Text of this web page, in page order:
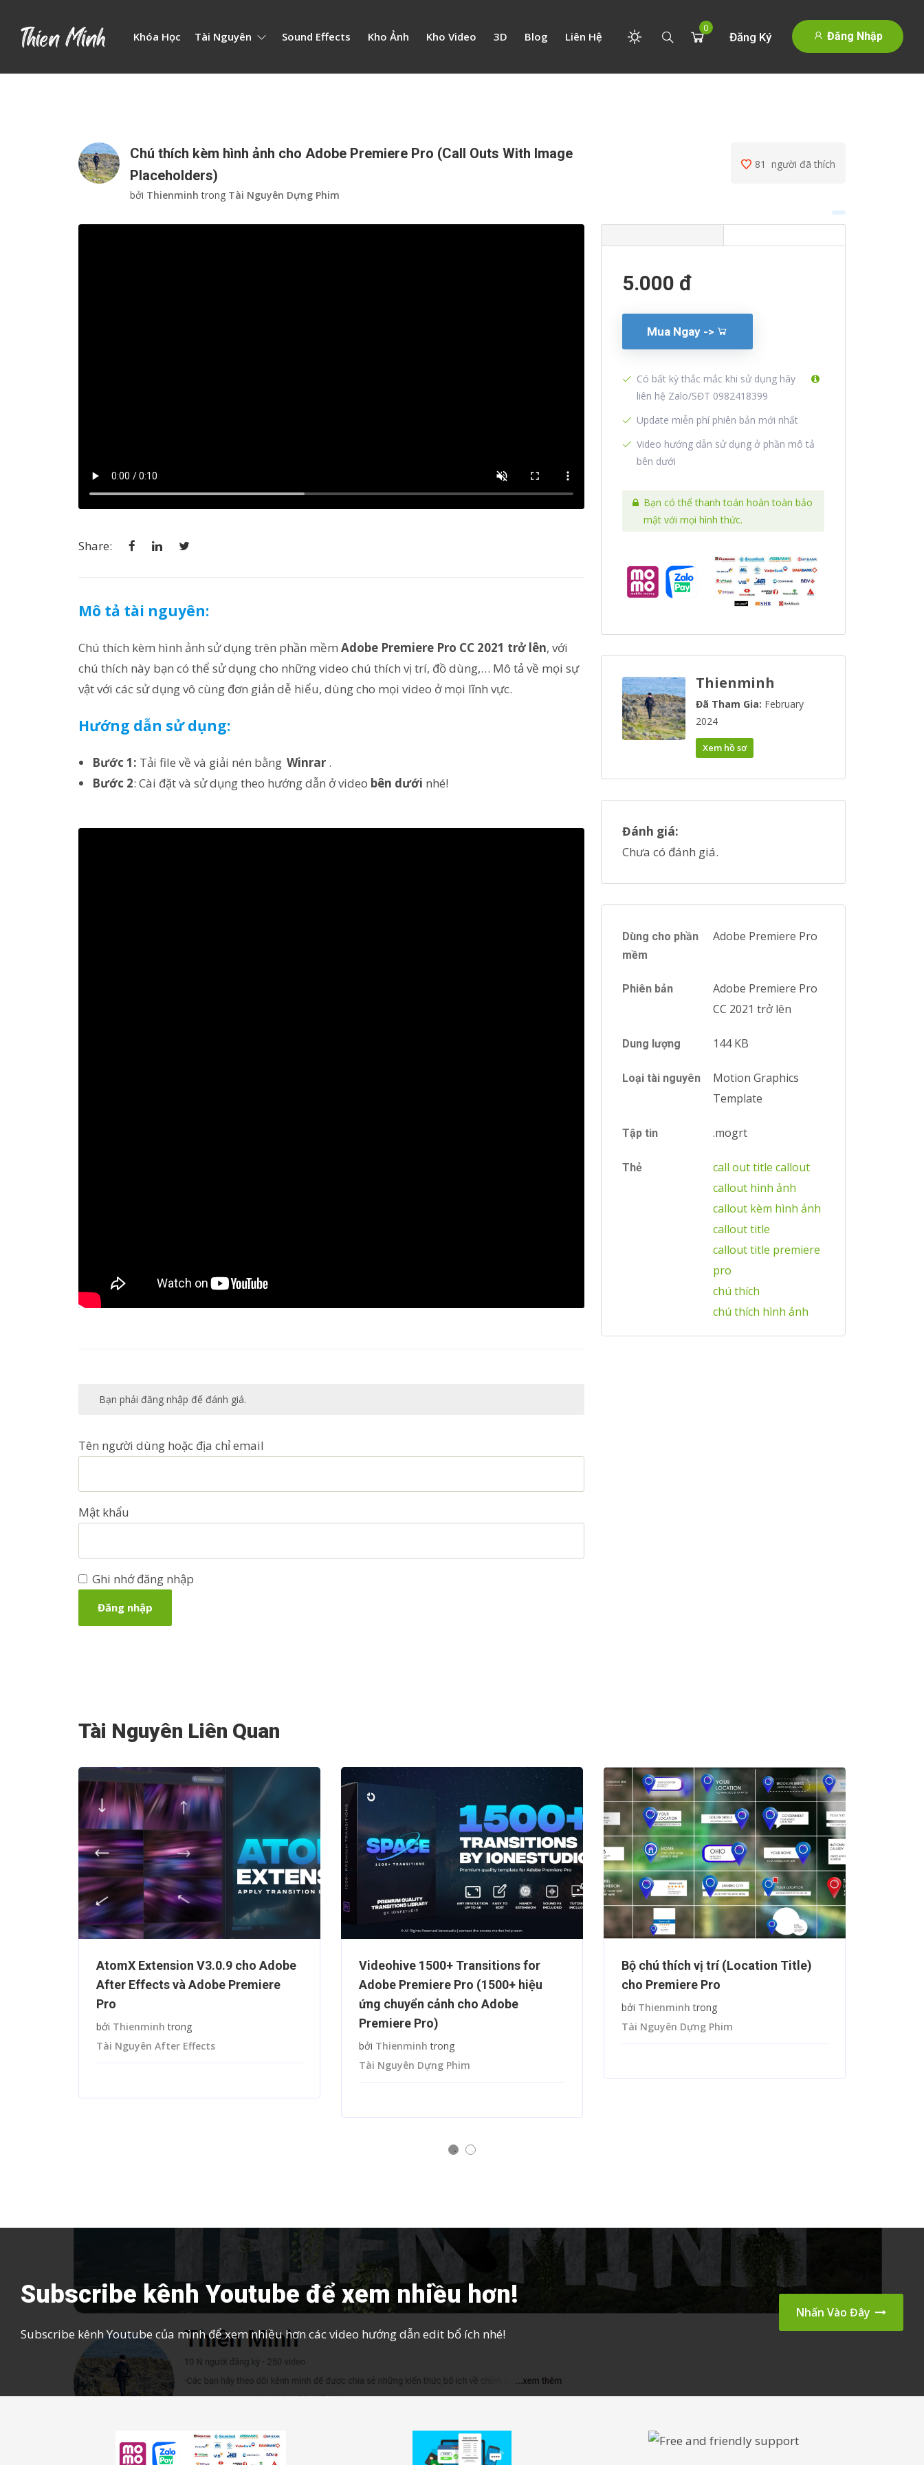
Khóa Học Tài Nguyên Sound Effects Kho Ảnh Kho Video 3D Blog Liên Hệ
0
Đăng Ký Đăng Nhập
Chú thích kèm hình ảnh cho Adobe Premiere Pro (Call Outs With Image
Placeholders)
bởi Thienminh trong Tài Nguyên Dựng Phim
81 người đã thích
Share:
Mô tả tài nguyên:
Chú thích kèm hình ảnh sử dụng trên phần mềm Adobe Premiere Pro CC 2021 trở lên, với
chú thích này bạn có thể sử dụng cho những video chú thích vị trí, đồ dùng,… Mô tả về mọi sự
vật với các sử dụng vô cùng đơn giản dễ hiểu, dùng cho mọi video ở mọi lĩnh vực.
Hướng dẫn sử dụng:
Bước 1: Tải file về và giải nén bằng Winrar .
Bước 2: Cài đặt và sử dụng theo hướng dẫn ở video bên dưới nhé!
Bạn phải đăng nhập để đánh giá.
Tên người dùng hoặc địa chỉ email
Mật khẩu
Ghi nhớ đăng nhập
5.000 đ
Mua Ngay ->
Có bất kỳ thắc mắc khi sử dụng hãy
liên hệ Zalo/SĐT 0982418399
Update miễn phí phiên bản mới nhất
Video hướng dẫn sử dụng ở phần mô tả
bên dưới
Bạn có thể thanh toán hoàn toàn bảo
mật với mọi hình thức.
Thienminh
Đã Tham Gia: February
2024
Xem hồ sơ
Đánh giá:
Chưa có đánh giá.
Dùng cho phần
mềm
Adobe Premiere Pro
Phiên bản
Adobe Premiere Pro
CC 2021 trở lên
Dung lượng 144 KB
Loại tài nguyên
Motion Graphics
Template
Tập tin .mogrt
Thẻ call out title callout
callout hình ảnh
callout kèm hình ảnh
callout title
callout title premiere
pro
chú thích
chú thích hình ảnh
Tài Nguyên Liên Quan
AtomX Extension V3.0.9 cho Adobe
After Effects và Adobe Premiere
Pro
bởi Thienminh trong
Tài Nguyên After Effects
Videohive 1500+ Transitions for
Adobe Premiere Pro (1500+ hiệu
ứng chuyển cảnh cho Adobe
Premiere Pro)
bởi Thienminh trong
Tài Nguyên Dựng Phim
Bộ chú thích vị trí (Location Title)
cho Premiere Pro
bởi Thienminh trong
Tài Nguyên Dựng Phim
Subscribe kênh Youtube để xem nhiều hơn!
Subscribe kênh Youtube của mình để xem nhiều hơn các video hướng dẫn edit bổ ích nhé!
Nhấn Vào Đây